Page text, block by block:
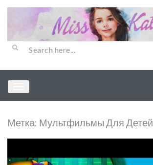
Метка: Мультфильмы Для Детей